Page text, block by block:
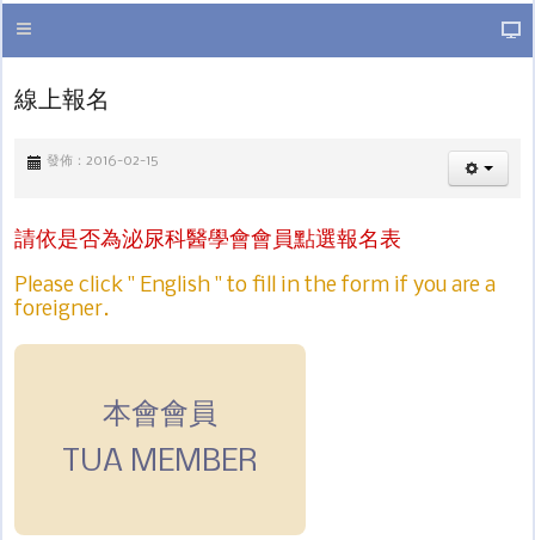
.
線上報名
發佈：2016-02-15
請依是否為泌尿科醫學會會員點選報名表
Please click " English " to fill in the form if you are a
foreigner.
本會會員
TUA MEMBER